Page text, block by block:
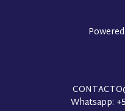
Whatsapp: